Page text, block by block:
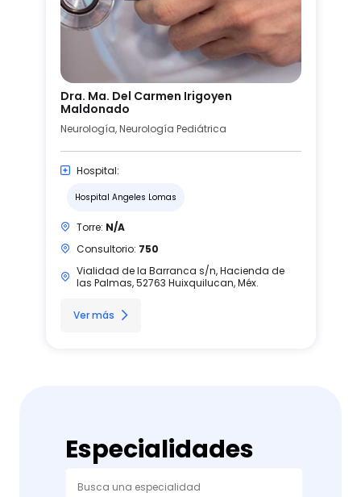
Dra. Ma. Del Carmen Irigoyen
Maldonado
Neurología, Neurología Pediátrica
Hospital:
Hospital Angeles Lomas
Torre: N/A
Consultorio: 750
Vialidad de la Barranca s/n, Hacienda de
las Palmas, 52763 Huixquilucan, Méx.
Ver más
Especialidades